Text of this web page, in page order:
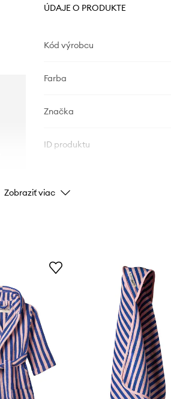
ÚDAJE O PRODUKTE
Kód výrobcu
Farba
Značka
ID produktu
Zobraziť viac